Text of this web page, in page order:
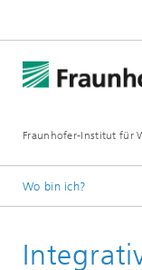
Fraunhofer-Institut für
Wo bin ich?